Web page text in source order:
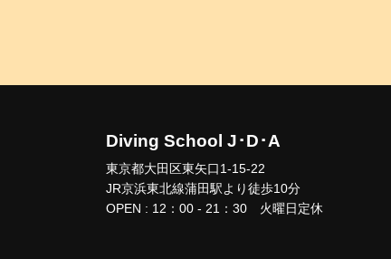
Diving School J･D･A
東京都大田区東矢口1-15-22
JR京浜東北線蒲田駅より徒歩10分
OPEN : 12：00 - 21：30 火曜日定休